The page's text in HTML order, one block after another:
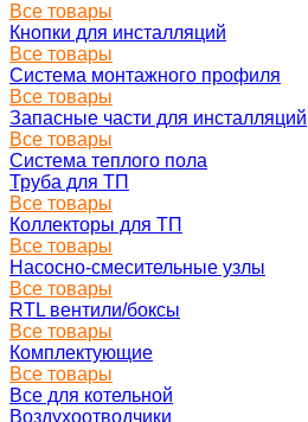
Все товары
Кнопки для инсталляций
Все товары
Система монтажного профиля
Все товары
Запасные части для инсталляций
Все товары
Система теплого пола
Труба для ТП
Все товары
Коллекторы для ТП
Все товары
Насосно-смесительные узлы
Все товары
RTL вентили/боксы
Все товары
Комплектующие
Все товары
Все для котельной
Воздухоотводчики